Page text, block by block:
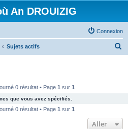
An DROUIZIG
Connexion
Sujets actifs
c
0 résultat • Page 1 sur 1
que vous avez spécifiés.
0 résultat • Page 1 sur 1
Aller